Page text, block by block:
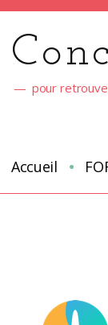
contenu
pour
Accueil